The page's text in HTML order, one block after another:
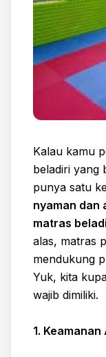
Kalau kamu
beladiri yang
punya satu
nyaman dan
matras
alas, matras
mendukung
Yuk, kita
wajib dimiliki.
1.